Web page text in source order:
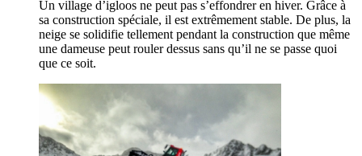
Un village d’igloos ne peut pas s’effondrer en hiver. Grâce à
sa construction spéciale, il est extrêmement stable. De plus, la
neige se solidifie tellement pendant la construction que même
une dameuse peut rouler dessus sans qu’il ne se passe quoi
que ce soit.